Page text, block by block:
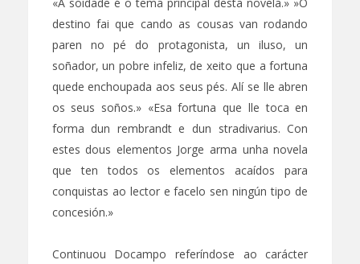
destino fai que cando as cousas van rodando
paren no pé do protagonista, un iluso, un
soñador, un pobre infeliz, de xeito que a fortuna
quede enchoupada aos seus pés. Alí se lle abren
os seus soños.» «Esa fortuna que lle toca en
forma dun rembrandt e dun stradivarius. Con
estes dous elementos Jorge arma unha novela
que ten todos os elementos acaídos para
conquistas ao lector e facelo sen ningún tipo de
concesión.»
Continuou Docampo referíndose ao carácter